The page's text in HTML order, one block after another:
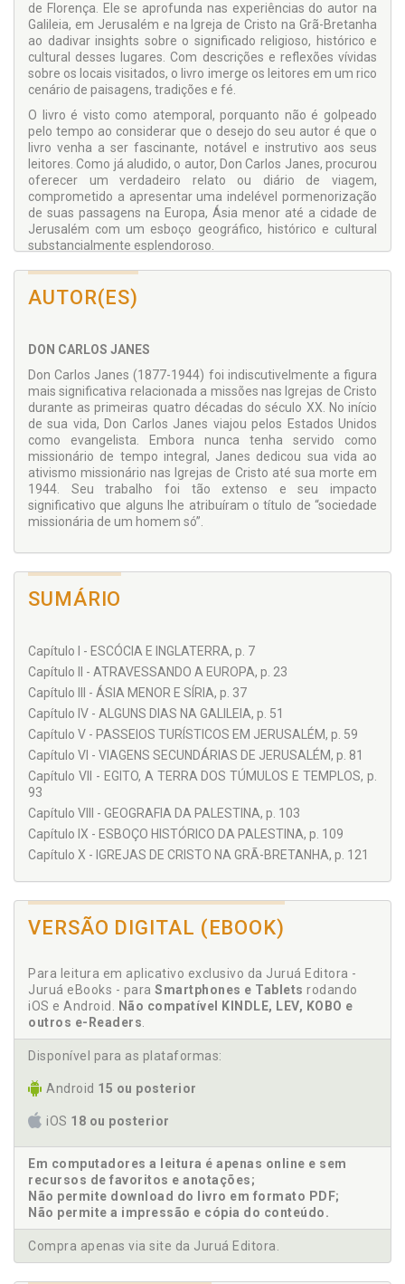
de Florença. Ele se aprofunda nas experiências do autor na
Galileia, em Jerusalém e na Igreja de Cristo na Grã-Bretanha
ao dadivar insights sobre o significado religioso, histórico e
cultural desses lugares. Com descrições e reflexões vívidas
sobre os locais visitados, o livro imerge os leitores em um rico
cenário de paisagens, tradições e fé.
O livro é visto como atemporal, porquanto não é golpeado
pelo tempo ao considerar que o desejo do seu autor é que o
livro venha a ser fascinante, notável e instrutivo aos seus
leitores. Como já aludido, o autor, Don Carlos Janes, procurou
oferecer um verdadeiro relato ou diário de viagem,
comprometido a apresentar uma indelével pormenorização
de suas passagens na Europa, Ásia menor até a cidade de
Jerusalém com um esboço geográfico, histórico e cultural
substancialmente esplendoroso.
O estilo literário é reflexivo e evocativo ao empregar uma
mistura de prosa descritiva e diálogos íntimos que convidam
os leitores a participar da jornada, enquanto seu contexto se
culturas estrangeiras e pela natureza autoexploratória da
própria viagem.
Os relatos perspicazes de Don Carlos Janes não apenas
refletem suas experiências pessoais, mas também ressoam
pelos diálogos sociopolíticos mais amplos de sua época. Este
livro é altamente recomendado para leitores apaixonados
por literatura de viagem, bem como para aqueles que
buscam uma exploração profunda de encontros culturais.
AUTOR(ES)
DON CARLOS JANES
Don Carlos Janes (1877-1944) foi indiscutivelmente a figura
mais significativa relacionada a missões nas Igrejas de Cristo
durante as primeiras quatro décadas do século XX. No início
de sua vida, Don Carlos Janes viajou pelos Estados Unidos
como evangelista. Embora nunca tenha servido como
missionário de tempo integral, Janes dedicou sua vida ao
ativismo missionário nas Igrejas de Cristo até sua morte em
1944. Seu trabalho foi tão extenso e seu impacto
significativo que alguns lhe atribuíram o título de “sociedade
missionária de um homem só”.
SUMÁRIO
Capítulo I - ESCÓCIA E INGLATERRA, p. 7
Capítulo II - ATRAVESSANDO A EUROPA, p. 23
Capítulo III - ÁSIA MENOR E SÍRIA, p. 37
Capítulo IV - ALGUNS DIAS NA GALILEIA, p. 51
Capítulo V - PASSEIOS TURÍSTICOS EM JERUSALÉM, p. 59
Capítulo VI - VIAGENS SECUNDÁRIAS DE JERUSALÉM, p. 81
Capítulo VII - EGITO, A TERRA DOS TÚMULOS E TEMPLOS, p.
93
Capítulo VIII - GEOGRAFIA DA PALESTINA, p. 103
Capítulo IX - ESBOÇO HISTÓRICO DA PALESTINA, p. 109
Capítulo X - IGREJAS DE CRISTO NA GRÃ-BRETANHA, p. 121
VERSÃO DIGITAL (EBOOK)
Para leitura em aplicativo exclusivo da Juruá Editora -
Juruá eBooks - para Smartphones e Tablets rodando
iOS e Android.
Não compatível KINDLE, LEV, KOBO e
outros e-Readers
Disponível para as plataformas:
Android 15 ou posterior
iOS 18 ou posterior
Em computadores a leitura é apenas online e sem
recursos de favoritos e anotações;
Não permite download do livro em formato PDF;
Não permite a impressão e cópia do conteúdo.
Compra apenas via site da Juruá Editora.